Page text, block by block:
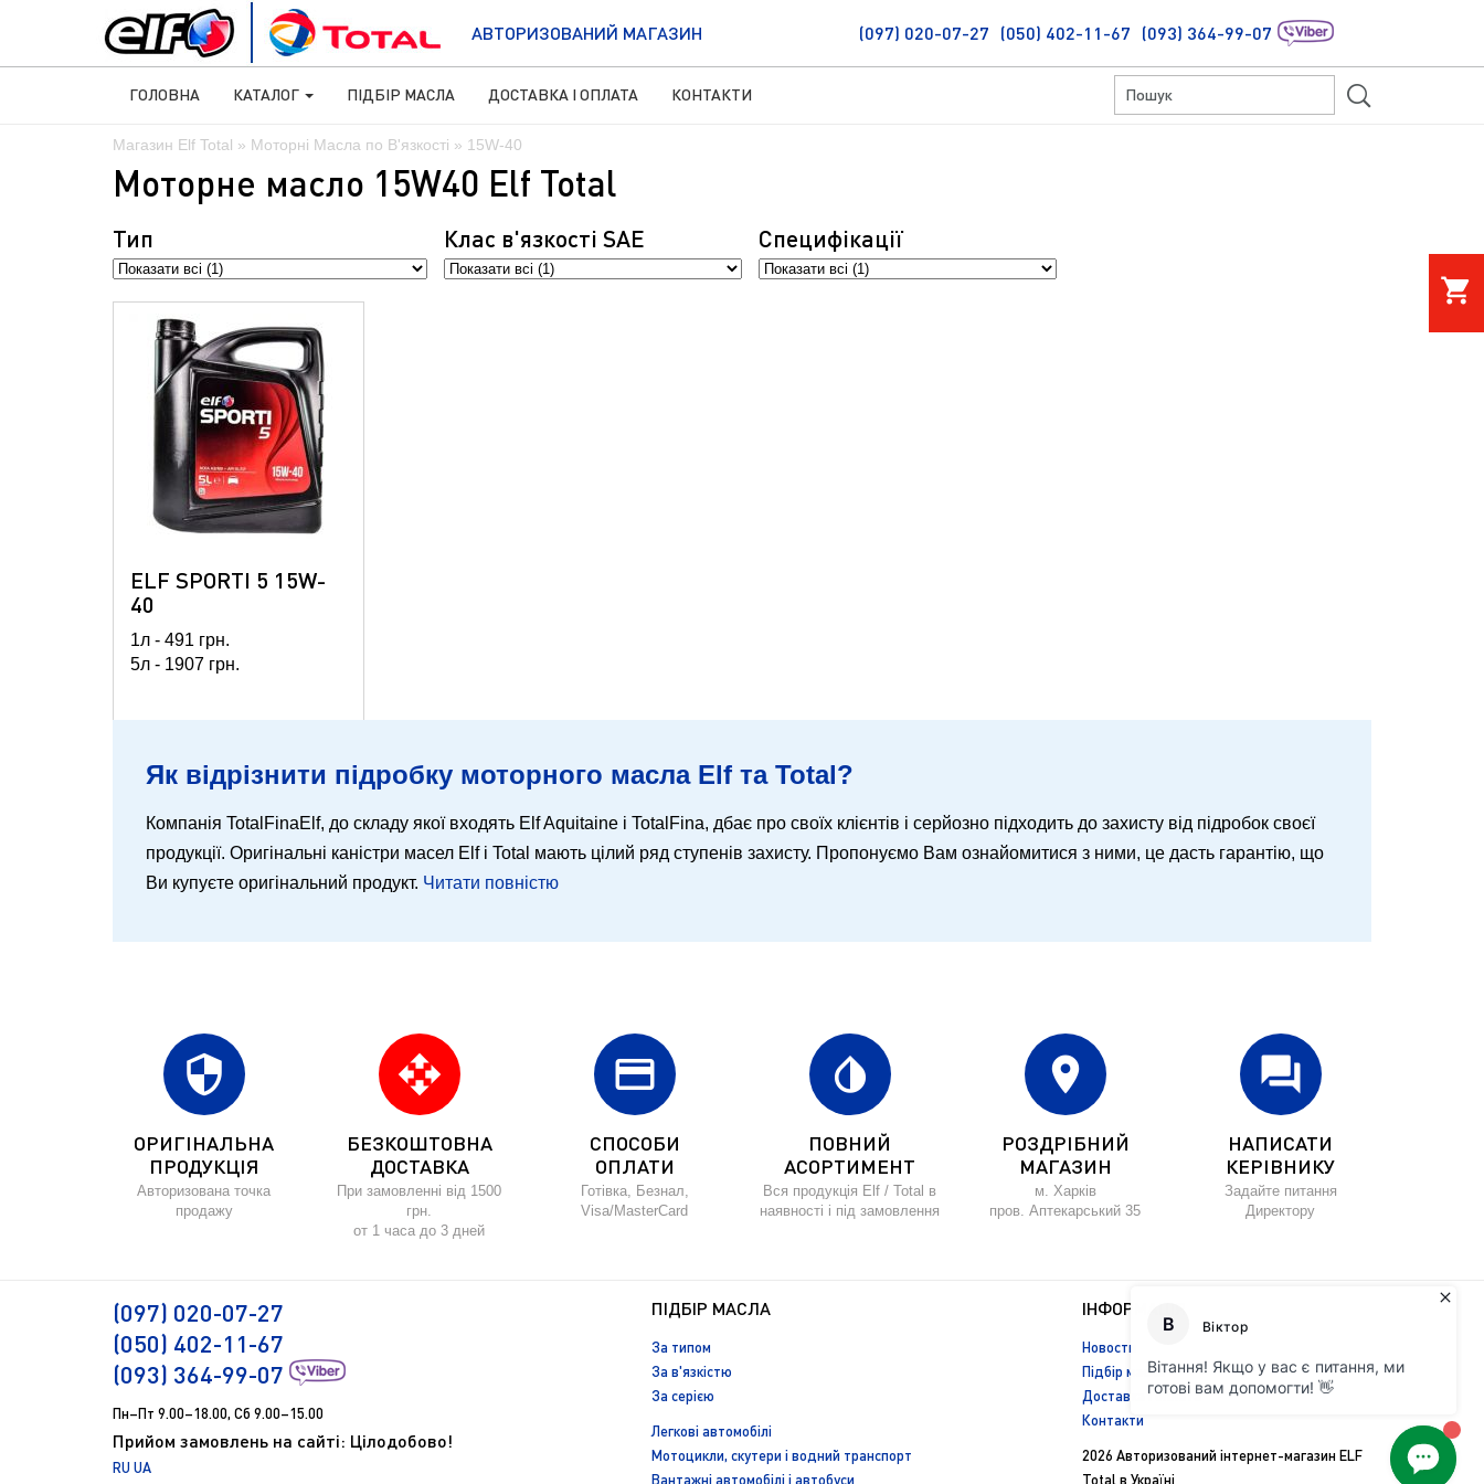
Магазин Elf Total » Моторні Масла по В'язкості » 15W-40
Моторне масло 15W40 Elf Total
Тип Клас в'язкостi SAE Специфікації
ELF SPORTI 5 15W-
40
1л - 491 грн.
5л - 1907 грн.
Як відрізнити підробку моторного масла Elf та Total?
Компанія TotalFinaElf, до складу якої входять Elf Aquitaine і TotalFina, дбає про своїх клієнтів і серйозно підходить до захисту від підробок своєї
продукції. Оригінальні каністри масел Elf і Total мають цілий ряд ступенів захисту. Пропонуємо Вам ознайомитися з ними, це дасть гарантію, що
Ви купуєте оригінальний продукт. Читати повністю
security
ОРИГІНАЛЬНА
ПРОДУКЦІЯ
Авторизована точка
продажу
open_with
БЕЗКОШТОВНА
ДОСТАВКА
При замовленні від 1500
грн.
от 1 часа до 3 дней
credit_card
СПОСОБИ
ОПЛАТИ
Готівка, Безнал,
Visa/MasterCard
invert_colors
ПОВНИЙ
АСОРТИМЕНТ
Вся продукція Elf / Total в
наявності і під замовлення
location_on
РОЗДРІБНИЙ
МАГАЗИН
м. Харків
пров. Аптекарський 35
forum
НАПИСАТИ
КЕРІВНИКУ
Задайте питання
Директору
АВТОРИЗОВАНИЙ МАГАЗИН (097) 020-07-27 (050) 402-11-67 (093) 364-99-07
ГОЛОВНА КАТАЛОГ ПІДБІР МАСЛА ДОСТАВКА І ОПЛАТА КОНТАКТИ S
(097) 020-07-27
(050) 402-11-67
(093) 364-99-07
Пн–Пт 9.00–18.00, Сб 9.00–15.00
Прийом замовлень на сайті: Цілодобово!
RU UA
ПІДБІР МАСЛА
За типом
За в'язкістю
За серією
Легкові автомобілі
Мотоцикли, скутери і водний транспорт
Вантажні автомобілі і автобуси
ІНФОРМАЦІЯ
Новости
Підбір масла
Доставка і оплата
Контакти
2026 Авторизований інтернет-магазин ELF
Total в Україні
shopping_cart